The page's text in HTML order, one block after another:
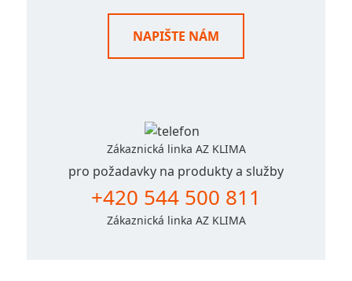
NAPIŠTE NÁM
Zákaznická linka AZ KLIMA
pro požadavky na produkty a služby
+420 544 500 811
Zákaznická linka AZ KLIMA